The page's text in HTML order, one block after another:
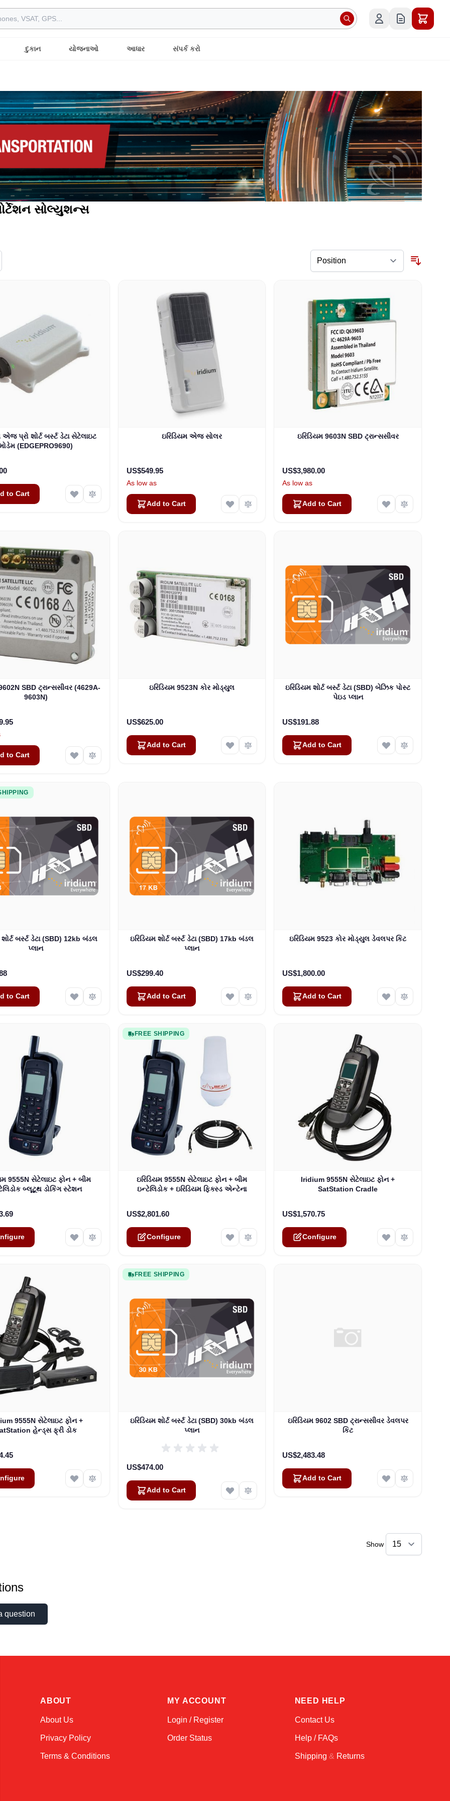
દુકાન યોજનાઓ આધાર સંપર્ક કરો
સોલ્યુશન્સ
એજ પ્રો શોર્ટ બર્સ્ટ ડેટા સેટેલાઇટ
(EDGEPRO9690)
to Cart
ઇરિડિયમ એજ સોલર
US$549.95
As low as
Add to Cart
ઇરિડિયમ 9603N SBD ટ્રાન્સસીવર
US$3,980.00
As low as
Add to Cart
SBD ટ્રાન્સસીવર (4629A-
9603N)
to Cart
ઇરિડિયમ 9523N કોર મોડ્યુલ
US$625.00
Add to Cart
ઇરિડિયમ શોર્ટ બર્સ્ટ ડેટા (SBD) બેઝિક પોસ્ટ
પેઇડ પ્લાન
US$191.88
Add to Cart
શોર્ટ બર્સ્ટ ડેટા (SBD) 12kb બંડલ
પ્લાન
to Cart
ઇરિડિયમ શોર્ટ બર્સ્ટ ડેટા (SBD) 17kb બંડલ
પ્લાન
US$299.40
Add to Cart
ઇરિડિયમ 9523 કોર મોડ્યુલ ડેવલપર કિટ
US$1,800.00
Add to Cart
9555N સેટેલાઇટ ફોન + બીમ
બ્લૂટૂથ ડોકિંગ સ્ટેશન
depends on the options chosen on the product page
FREE SHIPPING
ઇરિડિયમ 9555N સેટેલાઇટ ફોન + બીમ
ઇન્ટેલિડોક + ઇરિડિયમ ફિક્સ્ડ એન્ટેના
The price depends on the options chosen on the product page
US$2,801.60
Configure
Iridium 9555N સેટેલાઇટ ફોન +
SatStation Cradle
The price depends on the options chosen on
US$1,570.75
Configure
9555N સેટેલાઇટ ફોન +
હેન્ડ્સ ફ્રી ડોક
depends on the options chosen on the product page
FREE SHIPPING
ઇરિડિયમ શોર્ટ બર્સ્ટ ડેટા (SBD) 30kb બંડલ
પ્લાન
US$474.00
Add to Cart
ઇરિડિયમ 9602 SBD ટ્રાન્સસીવર ડેવલપર
કિટ
US$2,483.48
Add to Cart
Show
question
ABOUT
About Us
Privacy Policy
Terms & Conditions
MY ACCOUNT
Login / Register
Order Status
NEED HELP
Contact Us
Help / FAQs
Shipping & Returns